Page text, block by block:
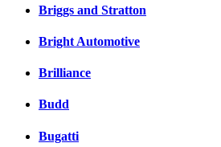
Briggs and Stratton
Bright Automotive
Brilliance
Budd
Bugatti